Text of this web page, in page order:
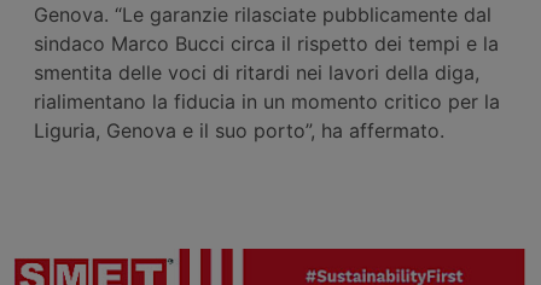
Genova. “Le garanzie rilasciate pubblicamente dal
sindaco Marco Bucci circa il rispetto dei tempi e la
smentita delle voci di ritardi nei lavori della diga,
rialimentano la fiducia in un momento critico per la
Liguria, Genova e il suo porto”, ha affermato.